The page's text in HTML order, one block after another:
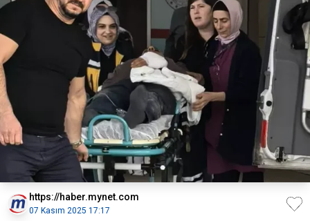
https://haber.mynet.com
07 Kasım 2025 17:17